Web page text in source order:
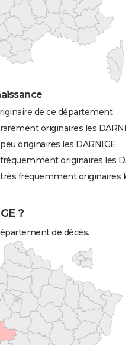
de ce département
originaires les
originaires les DARNIGE
originaires les
fréquemment originaires
?
de décès.